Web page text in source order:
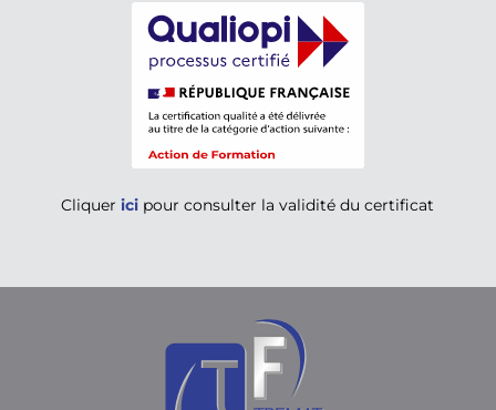
Cliquerici pour consulter la validité du certificat